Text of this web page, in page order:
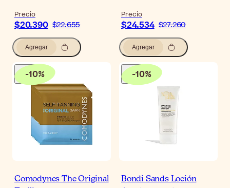
Precio
$20.390 $22.655
Agregar
Precio
$24.534 $27.260
Agregar
-10%
Comodynes The Original
-10%
Bondi Sands Loción